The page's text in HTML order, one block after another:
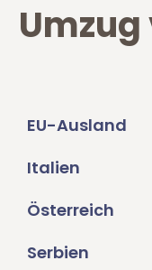
EU-Ausland
Italien
Österreich
Serbien